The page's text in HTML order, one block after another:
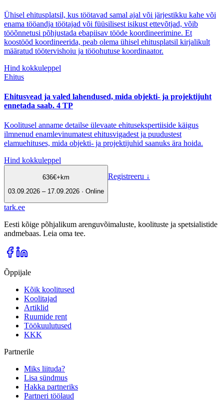
Ühisel ehitusplatsil, kus töötavad samal ajal või järjestikku kahe või
enama tööandja töötajad või füüsilisest isikust ettevõtjad, võib
tööõnnetusi põhjustada ebapiisav tööde koordineerimine. Et
koostööd koordineerida, peab olema ühisel ehitusplatsil kirjalikult
määratud töötervishoiu ja tööohutuse koordinaator.
Hind kokkuleppel
Ehitus
Ehitusvead ja valed lahendused, mida objekti- ja projektijuht
ennetada saab. 4 TP
Koolitusel anname detailse ülevaate ehitusekspertiiside käigus
ilmnenud enamlevinumatest ehitusvigadest ja puudustest
elamuehituses, mida objekti- ja projektijuhid saanuks ära hoida.
Hind kokkuleppel
636€+km
03.09.2026 – 17.09.2026 · Online
Registreeru ↓
tark.ee
Eesti kõige põhjalikum arenguvõimaluste, koolituste ja spetsialistide
andmebaas. Leia oma tee.
Õppijale
Kõik koolitused
Koolitajad
Artiklid
Ruumide rent
Töökuulutused
KKK
Partnerile
Miks liituda?
Lisa sündmus
Hakka partneriks
Partneri töölaud